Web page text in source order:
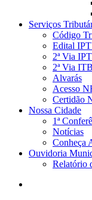
Serviços
Código
Edital
2ª Via
2ª Via
Alvarás
Acesso
Certidão
Nossa Cidade
1ª
Notícias
Conheça
Ouvidoria
Relatório